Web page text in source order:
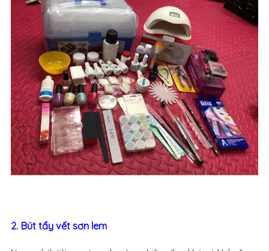
2. Bút tẩy vết sơn lem